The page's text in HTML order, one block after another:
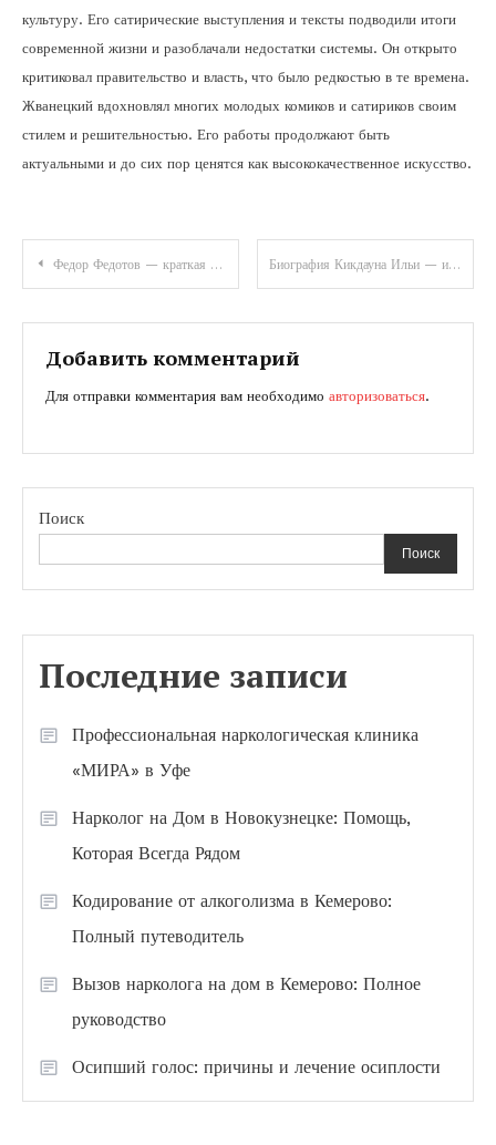
культуру. Его сатирические выступления и тексты подводили итоги
современной жизни и разоблачали недостатки системы. Он открыто
критиковал правительство и власть, что было редкостью в те времена.
Жванецкий вдохновлял многих молодых комиков и сатириков своим
стилем и решительностью. Его работы продолжают быть
актуальными и до сих пор ценятся как высококачественное искусство.
Навигация
по
записям
Федор Федотов — краткая биография и успешная актерская карьера в кино и театре Биография Кикдауна Ильи — история успешного футболиста, его взлеты и достижения
Добавить комментарий
Для отправки комментария вам необходимо авторизоваться.
Поиск
Поиск
Последние записи
Профессиональная наркологическая клиника
«МИРА» в Уфе
Нарколог на Дом в Новокузнецке: Помощь,
Которая Всегда Рядом
Кодирование от алкоголизма в Кемерово:
Полный путеводитель
Вызов нарколога на дом в Кемерово: Полное
руководство
Осипший голос: причины и лечение осиплости